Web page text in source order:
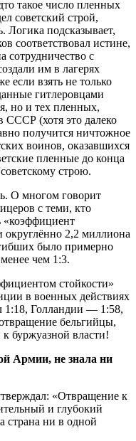
такое число пленных
советский строй,
подсказывает,
соответствовал истине,
с
им в лагерях
если взять не только
гитлеровцами
но и тех пленных,
СССР (хотя это далеко
получится ничтожное
воинов, оказавшихся
пленные до конца
строю.
О многом говорит
с теми, кто
«коэффициент
округлённо 2,2 миллиона
было примерно
чем 1:3.
стойкости»
в военных действиях
1:18, Голландии — 1:58,
бельгийцы,
буржуазной власти!
Армии, не знала ни
«Отвращение к
и глубокий
страна ни в одной